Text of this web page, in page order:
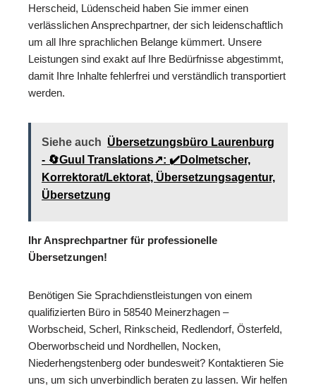
Herscheid, Lüdenscheid haben Sie immer einen
verlässlichen Ansprechpartner, der sich leidenschaftlich
um all Ihre sprachlichen Belange kümmert. Unsere
Leistungen sind exakt auf Ihre Bedürfnisse abgestimmt,
damit Ihre Inhalte fehlerfrei und verständlich transportiert
werden.
Siehe auch Übersetzungsbüro Laurenburg
- 🔄Guul Translations↗️: ✔️Dolmetscher,
Korrektorat/Lektorat, Übersetzungsagentur,
Übersetzung
Ihr Ansprechpartner für professionelle
Übersetzungen!
Benötigen Sie Sprachdienstleistungen von einem
qualifizierten Büro in 58540 Meinerzhagen –
Worbscheid, Scherl, Rinkscheid, Redlendorf, Österfeld,
Oberworbscheid und Nordhellen, Nocken,
Niederhengstenberg oder bundesweit? Kontaktieren Sie
uns, um sich unverbindlich beraten zu lassen. Wir helfen